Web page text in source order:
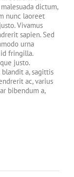
dictum,
nunc laoreet
Vivamus
sapien. Sed
urna
fringilla.
justo.
a, sagittis
ac, varius
bibendum a,